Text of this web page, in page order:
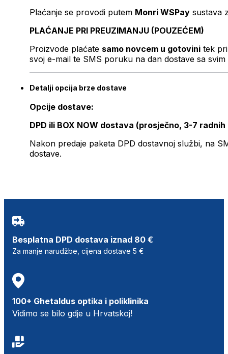
Plaćanje se provodi putem Monri WSPay sustava
PLAĆANJE PRI PREUZIMANJU (POUZEĆEM)
Proizvode plaćate samo novcem u gotovini tek
svoj e-mail te SMS poruku na dan dostave sa svim
Detalji opcija brze dostave
Opcije dostave:
DPD ili BOX NOW dostava (prosječno, 3-7 radnih
Nakon predaje paketa DPD dostavnoj službi, na
dostave.
Besplatna DPD dostava iznad 80 €
Za manje narudžbe, cijena dostave 5 €
100+ Ghetaldus optika i poliklinika
Vidimo se bilo gdje u Hrvatskoj!